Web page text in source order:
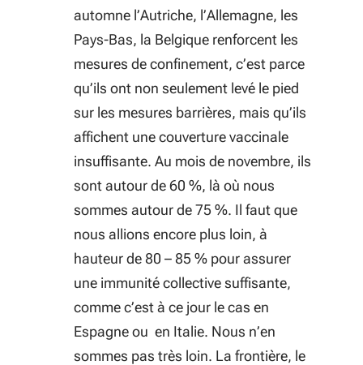
automne l’Autriche, l’Allemagne, les
Pays-Bas, la Belgique renforcent les
mesures de confinement, c’est parce
qu’ils ont non seulement levé le pied
sur les mesures barrières, mais qu’ils
affichent une couverture vaccinale
insuffisante. Au mois de novembre, ils
sont autour de 60 %, là où nous
sommes autour de 75 %. Il faut que
nous allions encore plus loin, à
hauteur de 80 – 85 % pour assurer
une immunité collective suffisante,
comme c’est à ce jour le cas en
Espagne ou en Italie. Nous n’en
sommes pas très loin. La frontière, le